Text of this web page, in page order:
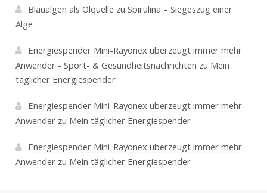
Blaualgen als Ölquelle zu Spirulina – Siegeszug einer
Alge
Energiespender Mini-Rayonex überzeugt immer mehr
Anwender - Sport- & Gesundheitsnachrichten zu Mein
täglicher Energiespender
Energiespender Mini-Rayonex überzeugt immer mehr
Anwenderzu Mein täglicher Energiespender
Energiespender Mini-Rayonex überzeugt immer mehr
Anwenderzu Mein täglicher Energiespender